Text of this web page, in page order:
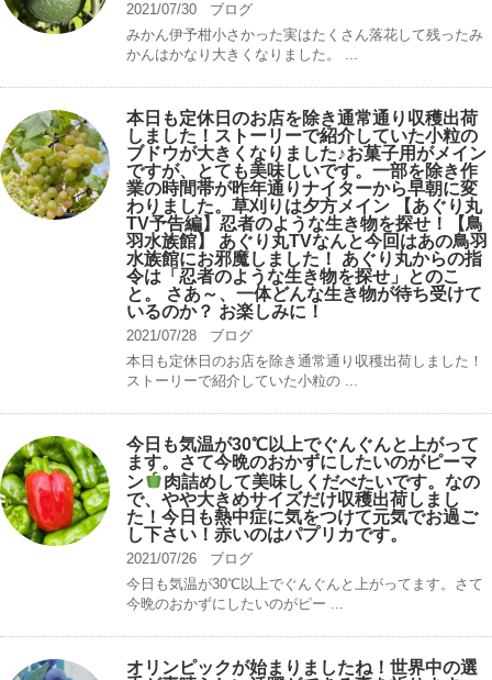
2021/07/30
ブログ
みかん伊予柑小さかった実はたくさん落花して残ったみ
かんはかなり大きくなりました。 ...
本日も定休日のお店を除き通常通り収穫出荷
しました！ストーリーで紹介していた小粒の
ブドウが大きくなりました♪お菓子用がメイン
ですが、とても美味しいです。一部を除き作
業の時間帯が昨年通りナイターから早朝に変
わりました。草刈りは夕方メイン 【あぐり丸
TV予告編】忍者のような生き物を探せ！【鳥
羽水族館】 あぐり丸TVなんと今回はあの鳥羽
水族館にお邪魔しました！ あぐり丸からの指
令は「忍者のような生き物を探せ」とのこ
と。 さあ～、一体どんな生き物が待ち受けて
いるのか？ お楽しみに！
2021/07/28
ブログ
本日も定休日のお店を除き通常通り収穫出荷しました！
ストーリーで紹介していた小粒の ...
今日も気温が30℃以上でぐんぐんと上がって
ます。さて今晩のおかずにしたいのがピーマ
ン
肉詰めして美味しくだべたいです。なの
で、やや大きめサイズだけ収穫出荷しまし
た！今日も熱中症に気をつけて元気でお過ご
し下さい！赤いのはパプリカです。
2021/07/26
ブログ
今日も気温が30℃以上でぐんぐんと上がってます。さて
今晩のおかずにしたいのがピー ...
オリンピックが始まりましたね！世界中の選